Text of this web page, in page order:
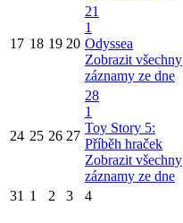
17 18 19 20
21
1
Odyssea
Zobrazit všechny
záznamy ze dne
24 25 26 27
28
1
Toy Story 5:
Příběh hraček
Zobrazit všechny
záznamy ze dne
31 1 2 3 4